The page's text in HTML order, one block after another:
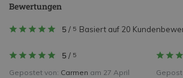
Bewertungen
5/ 5 Basiert auf 20
5/ 5
Gepostet von: Carmen am 27 April